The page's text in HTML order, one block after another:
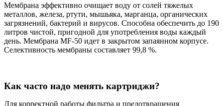
Мембрана эффективно очищает воду от солей тяжелых
металлов, железа, ртути, мышьяка, марганца, органических
загрязнений, бактерий и вирусов. Способна обеспечить до 190
литров чистой, пригодной для употребления воды каждый
день. Мембрана MF-50 идет в закрытом запаянном корпусе.
Селективность мембраны составляет 99,8 %.
Как часто надо менять картриджи?
Для корректной работы фильтра и предотвращения